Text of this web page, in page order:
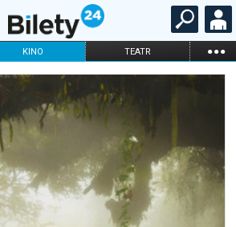
KINO TEATR ...
OPERA I BALET
KARNETY